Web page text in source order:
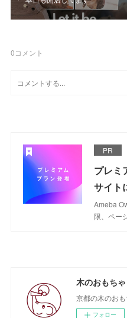
0コメント
PR
プレミ
サイト
Ameba
限、ペー
木のおもち
京都の木のお
フォロー